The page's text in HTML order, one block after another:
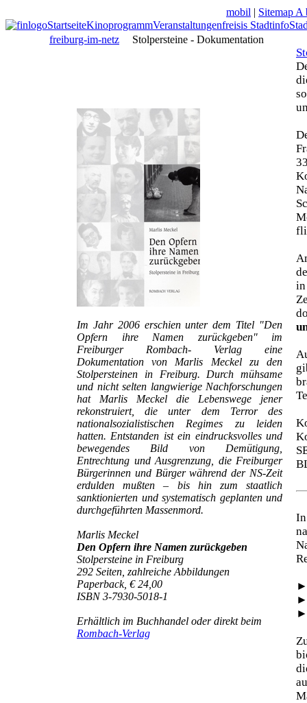
mobil | Sitemap A
StartseiteKinoprogrammVeranstaltungenfreisis Stadtinfo
freiburg-im-netz
Stolpersteine - Dokumentation
Im Jahr 2006 erschien unter dem Titel "Den
Opfern ihre Namen zurückgeben" im
Freiburger Rombach- Verlag eine
Dokumentation von Marlis Meckel zu den
Stolpersteinen in Freiburg. Durch mühsame
und nicht selten langwierige Nachforschungen
hat Marlis Meckel die Lebenswege jener
rekonstruiert, die unter dem Terror des
nationalsozialistischen Regimes zu leiden
hatten. Entstanden ist ein eindrucksvolles und
bewegendes Bild von Demütigung,
Entrechtung und Ausgrenzung, die Freiburger
Bürgerinnen und Bürger während der NS-Zeit
erdulden mußten – bis hin zum staatlich
sanktionierten und systematisch geplanten und
durchgeführten Massenmord.
Marlis Meckel
Den Opfern ihre Namen zurückgeben
Stolpersteine in Freiburg
292 Seiten, zahlreiche Abbildungen
Paperback, € 24,00
ISBN 3-7930-5018-1
Erhältlich im Buchhandel oder direkt beim
Rombach-Verlag